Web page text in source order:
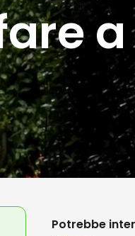
a
Potrebbe